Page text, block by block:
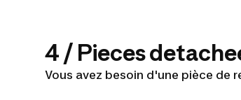
4 / Pieces
Vous avez besoin d'une pièce de